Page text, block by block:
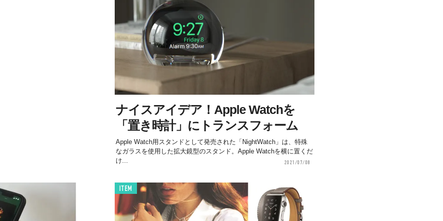
ナイスアイデア！Apple Watchを
「置き時計」にトランスフォーム
Apple Watch用スタンドとして発売された「NightWatch」は、特殊
なガラスを使用した拡大鏡型のスタンド。Apple Watchを横に置くだ
け...
2021/07/08
ITEM